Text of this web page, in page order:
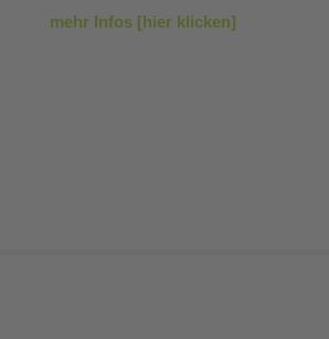
mehr Infos [hier klicken]